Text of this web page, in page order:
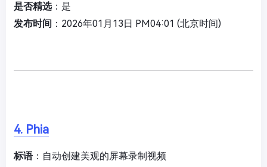
是否精选：是
发布时间 ：2026年01月13日 PM04:01 (北京时间)
4. Phia
标语：自动创建美观的屏幕录制视频